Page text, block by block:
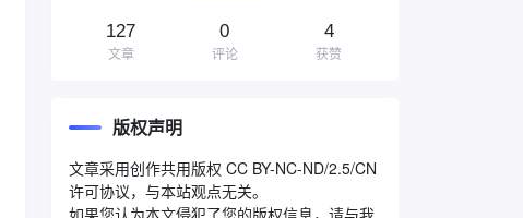
127
文章
0
评论
4
获赞
版权声明
文章采用创作共用版权 CC BY-NC-ND/2.5/CN
许可协议，与本站观点无关。
如果您认为本文侵犯了您的版权信息，请与我